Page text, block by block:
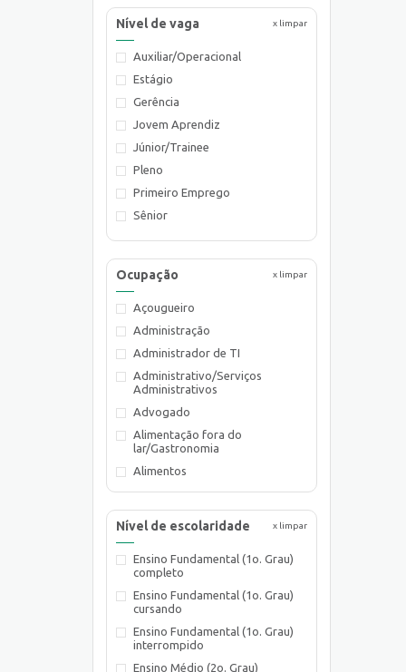
x limpar
Nível de vaga
Auxiliar/Operacional
Estágio
Gerência
Jovem Aprendiz
Júnior/Trainee
Pleno
Primeiro Emprego
Sênior
Técnico
x limpar
Ocupação
Açougueiro
Administração
Administrador de TI
Administrativo/Serviços
Administrativos
Advogado
Alimentação fora do
lar/Gastronomia
Alimentos
Almoxarife
Assistente de Planejamento
Assistente Social
Atendente Comercial
Auxiliar de Cozinha
x limpar
Nível de escolaridade
Ensino Fundamental (1o. Grau)
completo
Ensino Fundamental (1o. Grau)
cursando
Ensino Fundamental (1o. Grau)
interrompido
Ensino Médio (2o. Grau)